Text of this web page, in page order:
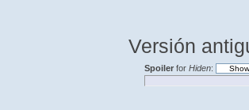
Versión
Spoilerfor Hiden: